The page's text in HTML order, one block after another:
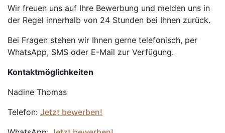
Wir freuen uns auf Ihre Bewerbung und melden uns in
der Regel innerhalb von 24 Stunden bei Ihnen zurück.
Bei Fragen stehen wir Ihnen gerne telefonisch, per
WhatsApp, SMS oder E-Mail zur Verfügung.
Kontaktmöglichkeiten
Nadine Thomas
Telefon: Jetzt bewerben!